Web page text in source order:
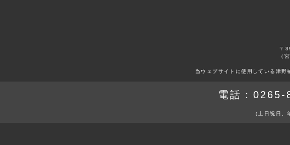
〒
（
当ウェブサイトに使用している津野
電話： 0265-
（土日祝日、